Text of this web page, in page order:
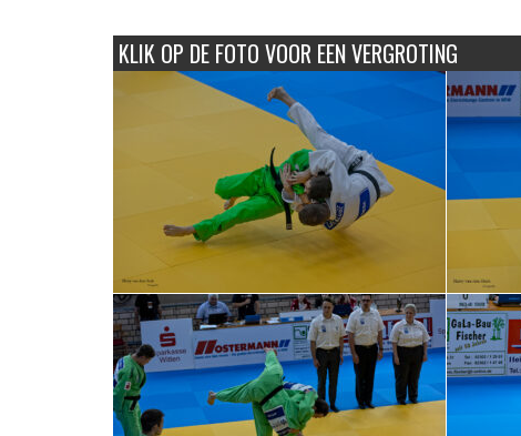
KLIK OP DE FOTO VOOR EEN VERGROTING